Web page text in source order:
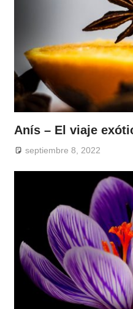
Anís – El viaje
septiembre 8, 2022